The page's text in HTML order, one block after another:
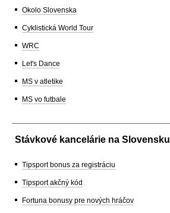
Okolo Slovenska
Cyklistická World Tour
WRC
Let's Dance
MS v atletike
MS vo futbale
Stávkové kancelárie na Slovensku
Tipsport bonus za registráciu
Tipsport akčný kód
Fortuna bonusy pre nových hráčov